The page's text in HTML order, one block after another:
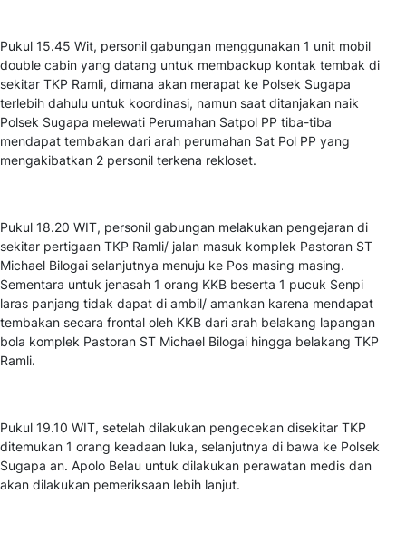
Pukul 15.45 Wit, personil gabungan menggunakan 1 unit mobil
double cabin yang datang untuk membackup kontak tembak di
sekitar TKP Ramli, dimana akan merapat ke Polsek Sugapa
terlebih dahulu untuk koordinasi, namun saat ditanjakan naik
Polsek Sugapa melewati Perumahan Satpol PP tiba-tiba
mendapat tembakan dari arah perumahan Sat Pol PP yang
mengakibatkan 2 personil terkena rekloset.
Pukul 18.20 WIT, personil gabungan melakukan pengejaran di
sekitar pertigaan TKP Ramli/ jalan masuk komplek Pastoran ST
Michael Bilogai selanjutnya menuju ke Pos masing masing.
Sementara untuk jenasah 1 orang KKB beserta 1 pucuk Senpi
laras panjang tidak dapat di ambil/ amankan karena mendapat
tembakan secara frontal oleh KKB dari arah belakang lapangan
bola komplek Pastoran ST Michael Bilogai hingga belakang TKP
Ramli.
Pukul 19.10 WIT, setelah dilakukan pengecekan disekitar TKP
ditemukan 1 orang keadaan luka, selanjutnya di bawa ke Polsek
Sugapa an. Apolo Belau untuk dilakukan perawatan medis dan
akan dilakukan pemeriksaan lebih lanjut.